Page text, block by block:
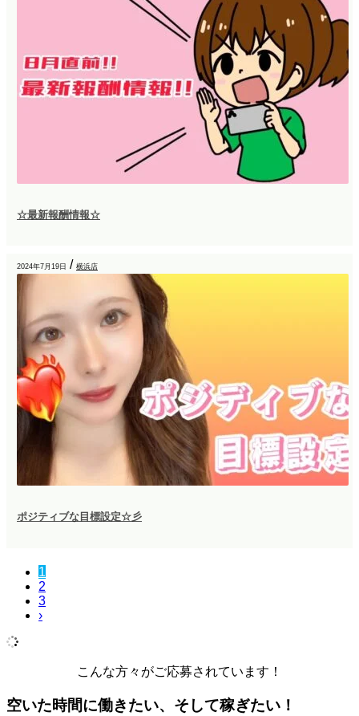
☆最新報酬情報☆
2024年7月19日 / 横浜店
ポジティブな目標設定☆彡
1
2
3
›
こんな方々がご応募されています！
空いた時間に働きたい、そして稼ぎたい！